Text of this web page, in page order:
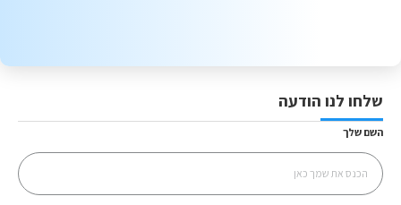
שלחו לנו הודעה
השם שלך